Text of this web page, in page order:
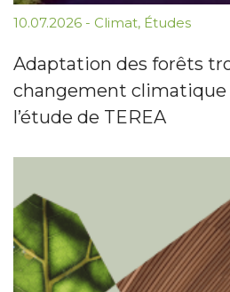
10.07.2026 - Climat, Études
Adaptation des forêts
changement climatique
l’étude de TEREA